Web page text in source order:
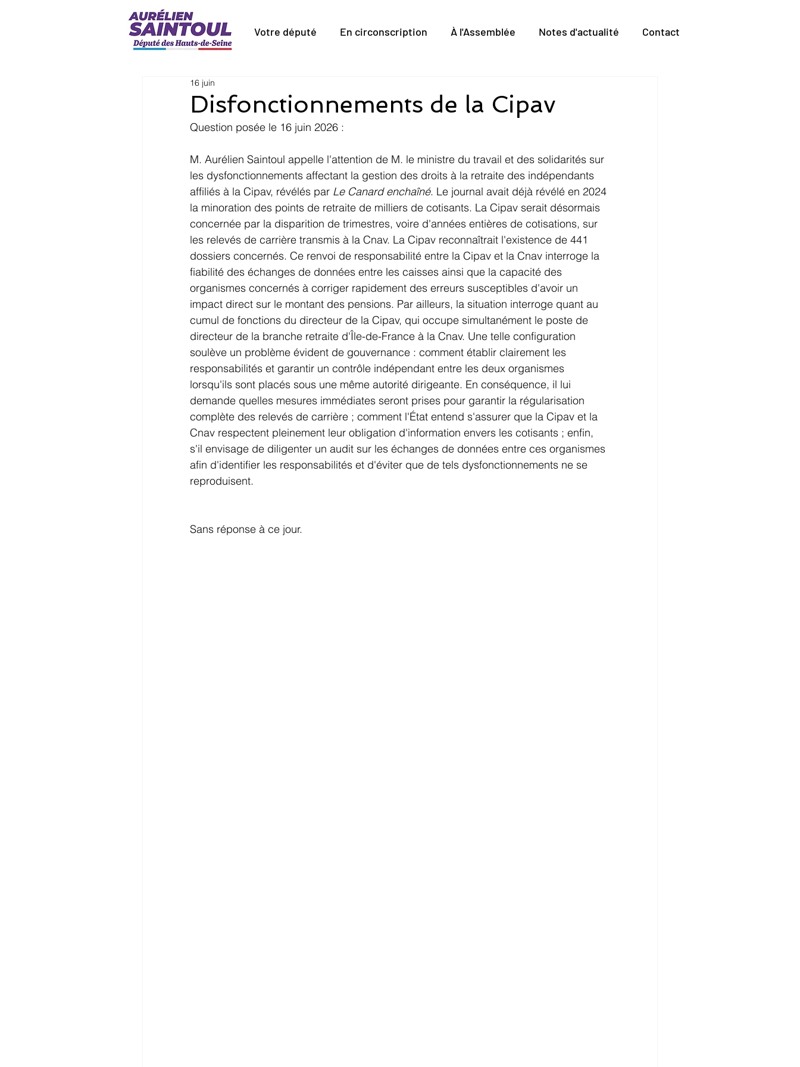
Votre député En circonscription À l'Assemblée Notes d'actualité Contact
Disfonctionnements de la Cipav
16 juin
Question posée le 16 juin 2026 :
M. Aurélien Saintoul appelle l'attention de M. le ministre du travail et des solidarités sur
les dysfonctionnements affectant la gestion des droits à la retraite des indépendants
affiliés à la Cipav, révélés par Le Canard enchaîné. Le journal avait déjà révélé en 2024
la minoration des points de retraite de milliers de cotisants. La Cipav serait désormais
concernée par la disparition de trimestres, voire d'années entières de cotisations, sur
les relevés de carrière transmis à la Cnav. La Cipav reconnaîtrait l'existence de 441
dossiers concernés. Ce renvoi de responsabilité entre la Cipav et la Cnav interroge la
fiabilité des échanges de données entre les caisses ainsi que la capacité des
organismes concernés à corriger rapidement des erreurs susceptibles d'avoir un
impact direct sur le montant des pensions. Par ailleurs, la situation interroge quant au
cumul de fonctions du directeur de la Cipav, qui occupe simultanément le poste de
directeur de la branche retraite d'Île-de-France à la Cnav. Une telle configuration
soulève un problème évident de gouvernance : comment établir clairement les
responsabilités et garantir un contrôle indépendant entre les deux organismes
lorsqu'ils sont placés sous une même autorité dirigeante. En conséquence, il lui
demande quelles mesures immédiates seront prises pour garantir la régularisation
complète des relevés de carrière ; comment l'État entend s'assurer que la Cipav et la
Cnav respectent pleinement leur obligation d'information envers les cotisants ; enfin,
s'il envisage de diligenter un audit sur les échanges de données entre ces organismes
afin d'identifier les responsabilités et d'éviter que de tels dysfonctionnements ne se
reproduisent.
Sans réponse à ce jour.